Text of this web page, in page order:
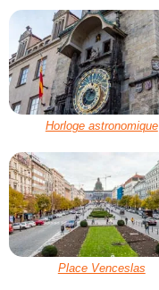
Horloge astronomique
Place Venceslas